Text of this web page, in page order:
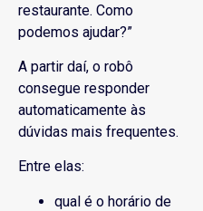
restaurante. Como
podemos ajudar?”
A partir daí, o robô
consegue responder
automaticamente às
dúvidas mais frequentes.
Entre elas:
qual é o horário de